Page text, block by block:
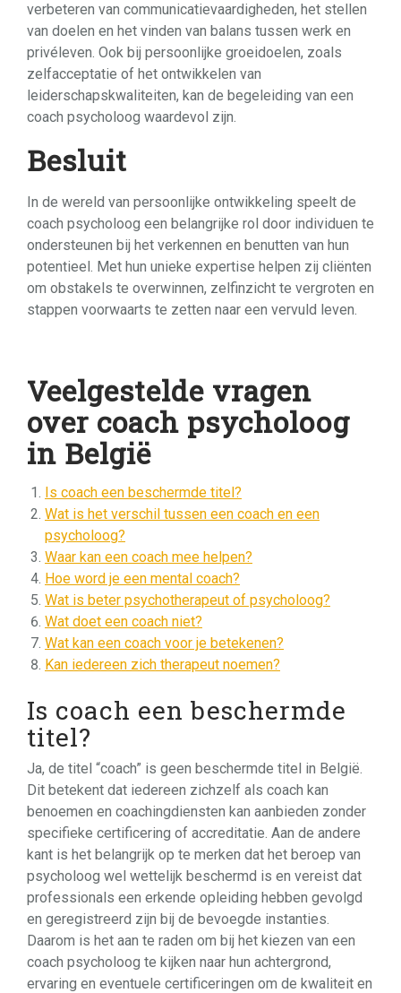
verbeteren van communicatievaardigheden, het stellen
van doelen en het vinden van balans tussen werk en
privéleven. Ook bij persoonlijke groeidoelen, zoals
zelfacceptatie of het ontwikkelen van
leiderschapskwaliteiten, kan de begeleiding van een
coach psycholoog waardevol zijn.
Besluit
In de wereld van persoonlijke ontwikkeling speelt de
coach psycholoog een belangrijke rol door individuen te
ondersteunen bij het verkennen en benutten van hun
potentieel. Met hun unieke expertise helpen zij cliënten
om obstakels te overwinnen, zelfinzicht te vergroten en
stappen voorwaarts te zetten naar een vervuld leven.
Veelgestelde vragen
over coach psycholoog
in België
Is coach een beschermde titel?
Wat is het verschil tussen een coach en een
psycholoog?
Waar kan een coach mee helpen?
Hoe word je een mental coach?
Wat is beter psychotherapeut of psycholoog?
Wat doet een coach niet?
Wat kan een coach voor je betekenen?
Kan iedereen zich therapeut noemen?
Is coach een beschermde
titel?
Ja, de titel “coach” is geen beschermde titel in België.
Dit betekent dat iedereen zichzelf als coach kan
benoemen en coachingdiensten kan aanbieden zonder
specifieke certificering of accreditatie. Aan de andere
kant is het belangrijk op te merken dat het beroep van
psycholoog wel wettelijk beschermd is en vereist dat
professionals een erkende opleiding hebben gevolgd
en geregistreerd zijn bij de bevoegde instanties.
Daarom is het aan te raden om bij het kiezen van een
coach psycholoog te kijken naar hun achtergrond,
ervaring en eventuele certificeringen om de kwaliteit en